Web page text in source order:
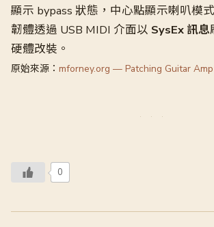
顯示 bypass 狀態，中心點顯示喇叭模
韌體透過 USB MIDI 介面以 SysEx 訊息
硬體改裝。
原始來源： mforney.org — Patching Guitar
0